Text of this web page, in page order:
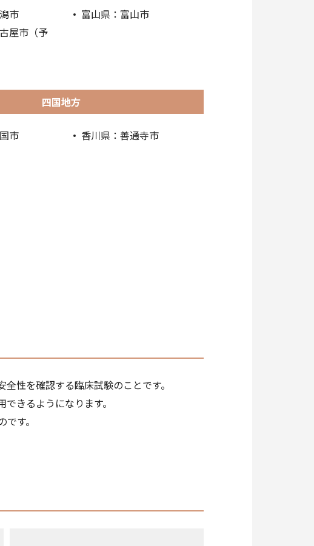
市
富山県：富山市
屋市（予
四国地方
市 香川県：善通寺市
性を確認する臨床試験のことです。
きるようになります。
す。